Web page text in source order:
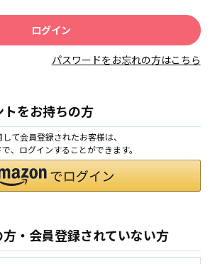
パスワードをお忘れの方はこちら
をお持ちの方
て会員登録されたお客様は、
、ログインすることができます。
・会員登録されていない方